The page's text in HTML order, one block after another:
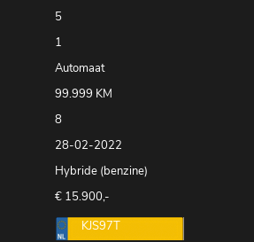
5
1
Automaat
99.999 KM
8
28-02-2022
Hybride (benzine)
€ 15.900,-
KJS97T